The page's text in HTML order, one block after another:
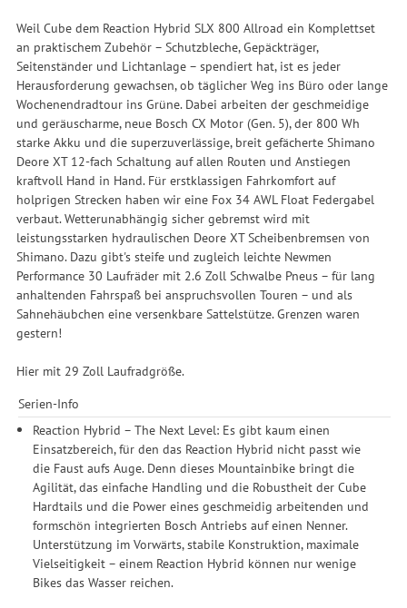
Weil Cube dem Reaction Hybrid SLX 800 Allroad ein Komplettset
an praktischem Zubehör – Schutzbleche, Gepäckträger,
Seitenständer und Lichtanlage – spendiert hat, ist es jeder
Herausforderung gewachsen, ob täglicher Weg ins Büro oder lange
Wochenendradtour ins Grüne. Dabei arbeiten der geschmeidige
und geräuscharme, neue Bosch CX Motor (Gen. 5), der 800 Wh
starke Akku und die superzuverlässige, breit gefächerte Shimano
Deore XT 12-fach Schaltung auf allen Routen und Anstiegen
kraftvoll Hand in Hand. Für erstklassigen Fahrkomfort auf
holprigen Strecken haben wir eine Fox 34 AWL Float Federgabel
verbaut. Wetterunabhängig sicher gebremst wird mit
leistungsstarken hydraulischen Deore XT Scheibenbremsen von
Shimano. Dazu gibt's steife und zugleich leichte Newmen
Performance 30 Laufräder mit 2.6 Zoll Schwalbe Pneus – für lang
anhaltenden Fahrspaß bei anspruchsvollen Touren – und als
Sahnehäubchen eine versenkbare Sattelstütze. Grenzen waren
gestern!
Hier mit 29 Zoll Laufradgröße.
Serien-Info
Reaction Hybrid – The Next Level: Es gibt kaum einen
Einsatzbereich, für den das Reaction Hybrid nicht passt wie
die Faust aufs Auge. Denn dieses Mountainbike bringt die
Agilität, das einfache Handling und die Robustheit der Cube
Hardtails und die Power eines geschmeidig arbeitenden und
formschön integrierten Bosch Antriebs auf einen Nenner.
Unterstützung im Vorwärts, stabile Konstruktion, maximale
Vielseitigkeit – einem Reaction Hybrid können nur wenige
Bikes das Wasser reichen.